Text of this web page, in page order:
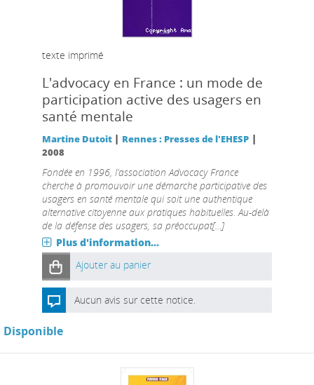
texte imprimé
L'advocacy en France : un mode de
participation active des usagers en
santé mentale
Martine Dutoit | Rennes : Presses de l'EHESP|
2008
Fondée en 1996, l’association Advocacy France
cherche à promouvoir une démarche participative des
usagers en santé mentale qui soit une authentique
alternative citoyenne aux pratiques habituelles. Au-delà
de la défense des usagers, sa préoccupat[...]
Plus d'information...
Ajouter au panier
Aucun avis sur cette notice.
Disponible